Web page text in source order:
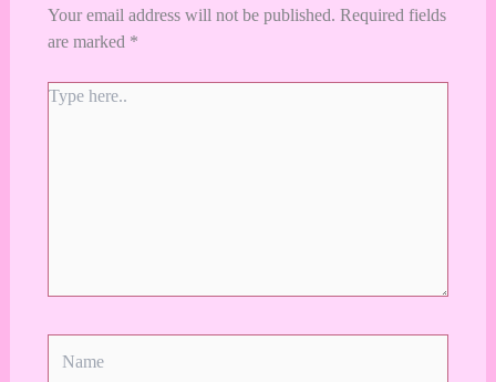
Your email address will not be published. Required fields
are marked *
Type